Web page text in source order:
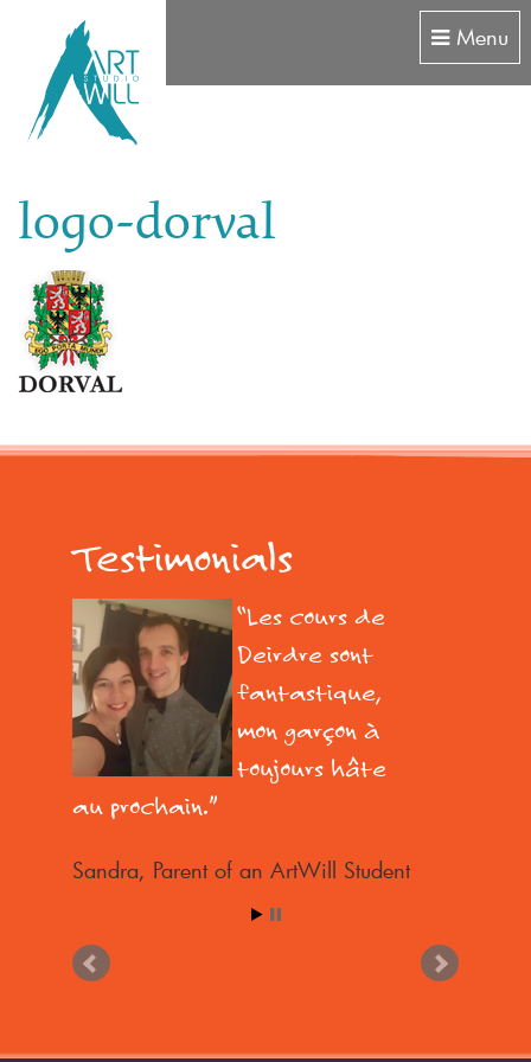
Menu
logo-dorval
Testimonials
Les cours de
Deirdre sont
fantastique,
mon garçon à
toujours hâte
au prochain.
Sandra Parent of an ArtWill Student